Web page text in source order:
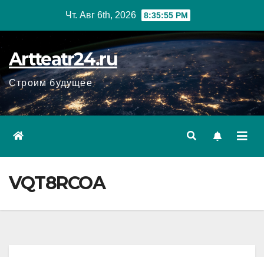
Чт. Авг 6th, 2026 8:35:56 PM
Artteatr24.ru
Строим будущее
VQT8RCOA